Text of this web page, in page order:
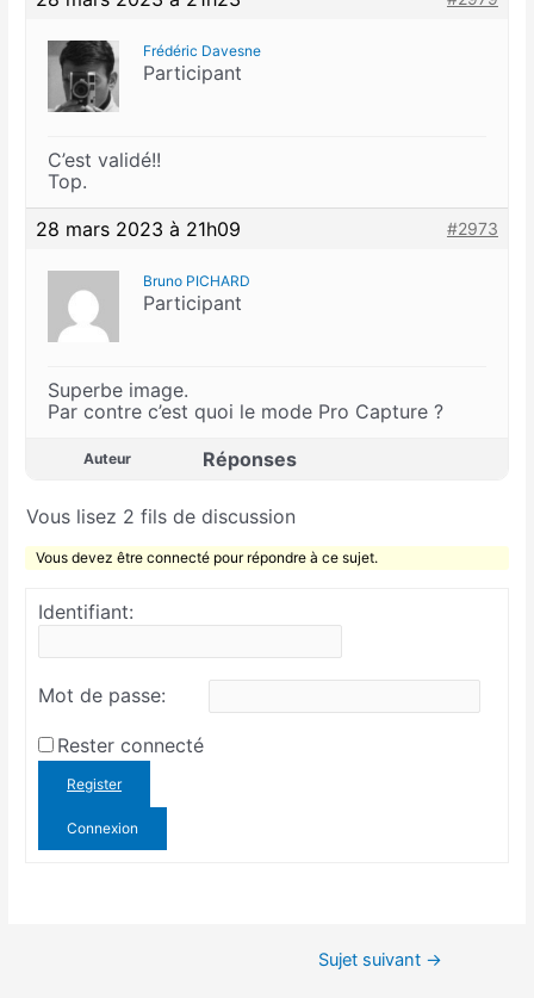
Frédéric Davesne
Participant
C’est validé!!
Top.
28 mars 2023 à 21h09
#2973
Bruno PICHARD
Participant
Superbe image.
Par contre c’est quoi le mode Pro Capture ?
Auteur Réponses
Vous lisez 2 fils de discussion
Vous devez être connecté pour répondre à ce sujet.
Identifiant:
Mot de passe:
Rester connecté
Register
Connexion
Sujet suivant →